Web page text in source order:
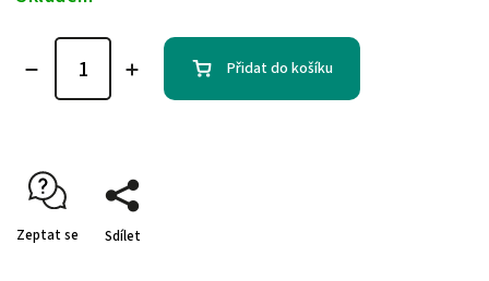
Přidat do košíku
Zeptat se Sdílet